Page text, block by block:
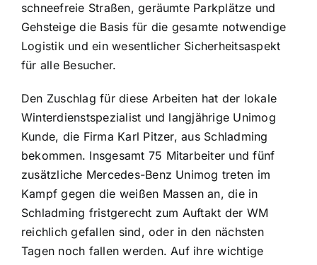
schneefreie Straßen, geräumte Parkplätze und
Gehsteige die Basis für die gesamte notwendige
Logistik und ein wesentlicher Sicherheitsaspekt
für alle Besucher.
Den Zuschlag für diese Arbeiten hat der lokale
Winterdienstspezialist und langjährige Unimog
Kunde, die Firma Karl Pitzer, aus Schladming
bekommen. Insgesamt 75 Mitarbeiter und fünf
zusätzliche Mercedes-Benz Unimog treten im
Kampf gegen die weißen Massen an, die in
Schladming fristgerecht zum Auftakt der WM
reichlich gefallen sind, oder in den nächsten
Tagen noch fallen werden. Auf ihre wichtige